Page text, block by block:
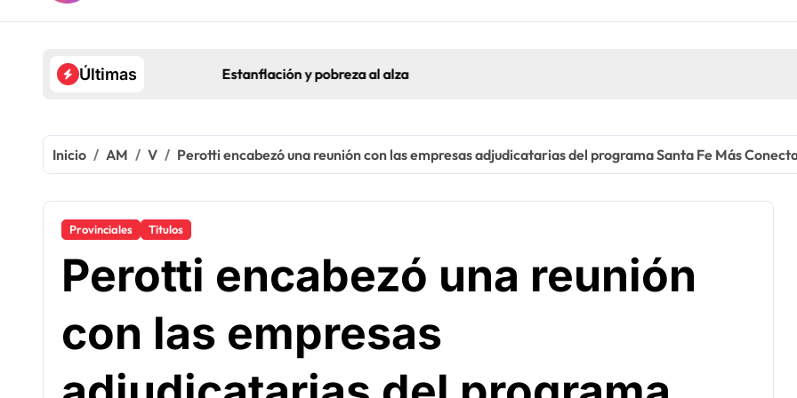
Últimas Estanflación y pobreza al alza
Inicio AM V Perotti encabezó una reunión con las empresas adjudicatarias del programa Santa Fe Más
Provinciales Titulos
Perotti encabezó una reunión
con las empresas